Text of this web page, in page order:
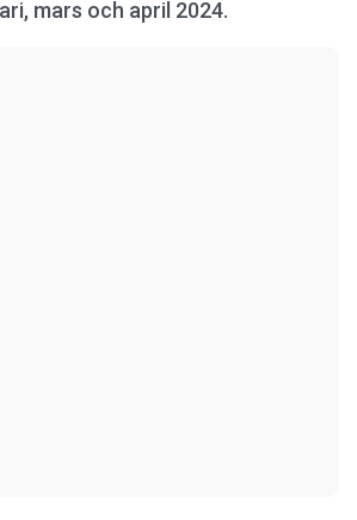
mars och april 2024.